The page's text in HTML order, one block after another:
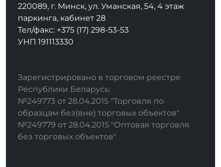
220089, г. Минск, ул. Уманская, 54, 4 этаж
паркинга, кабинет 28
Тел/факс: +375 (17) 298-53-53
УНП 191113330
Зарегистрировано в торговом реестре
Республики Беларусь:
№249773 от 28.04.2015 "Торговля по
образцам без(вне) торговых объектов"
№249779 от 28.04.2015 "Оптовая торговля
без торговых объектов"